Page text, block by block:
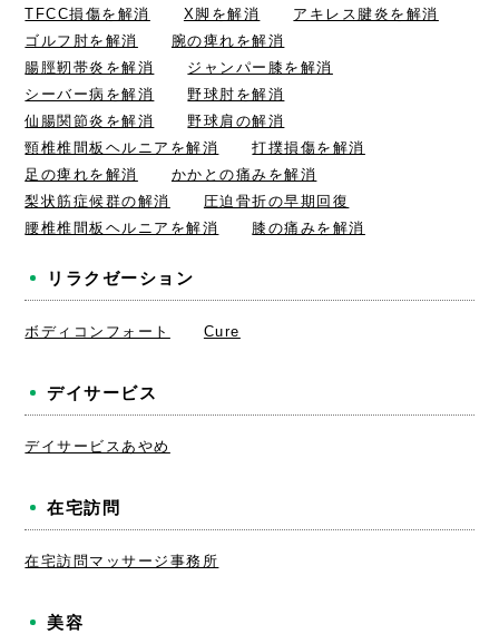
TFCC損傷を解消
X脚を解消
アキレス腱炎を解消
ゴルフ肘を解消
腕の痺れを解消
腸脛靭帯炎を解消
ジャンパー膝を解消
シーバー病を解消
野球肘を解消
仙腸関節炎を解消
野球肩の解消
頸椎椎間板ヘルニアを解消
打撲損傷を解消
足の痺れを解消
かかとの痛みを解消
梨状筋症候群の解消
圧迫骨折の早期回復
腰椎椎間板ヘルニアを解消
膝の痛みを解消
リラクゼーション
ボディコンフォート Cure
デイサービス
デイサービスあやめ
在宅訪問
在宅訪問マッサージ事務所
美容